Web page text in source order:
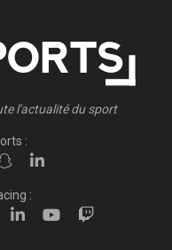
l'actualité du sport
:
: